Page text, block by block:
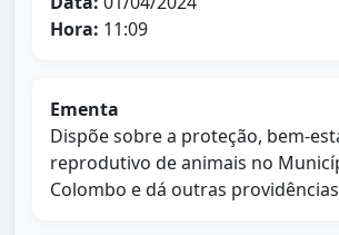
Hora: 11:09
Ementa
Dispõe sobre a proteção, bem-
reprodutivo de animais no
Colombo e dá outras providências